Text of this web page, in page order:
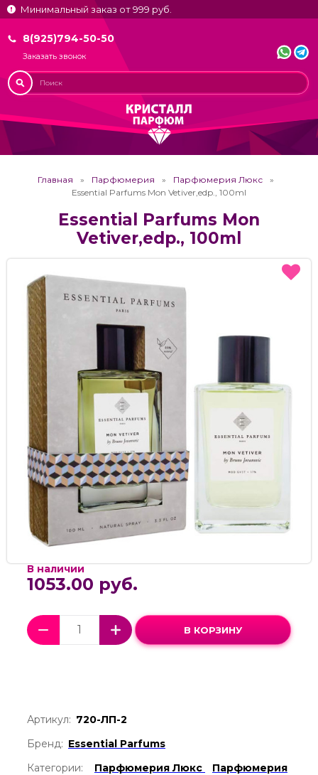
Минимальный заказ от 999 руб.
8(925)794-50-50
Заказать звонок
Главная Парфюмерия
Парфюмерия Люкс
Essential Parfums Mon Vetiver,edp., 100ml
Essential Parfums Mon
Vetiver,edp., 100ml
В наличии
1053.00 руб.
В КОРЗИНУ
Артикул: 720-ЛП-2
Бренд: Essential Parfums
Категории:
Парфюмерия Люкс
Парфюмерия